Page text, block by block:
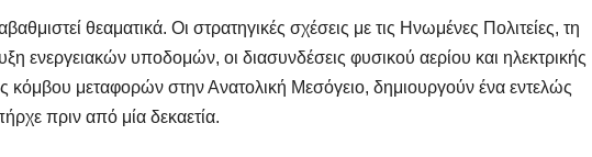
θεαματικά. Οι στρατηγικές σχέσεις με τις Ηνωμένες Πολιτείες, τη
ενεργειακών υποδομών, οι διασυνδέσεις φυσικού αερίου και ηλεκτρικής
κόμβου μεταφορών στην Ανατολική Μεσόγειο, δημιουργούν ένα εντελώς
πριν από μία δεκαετία.